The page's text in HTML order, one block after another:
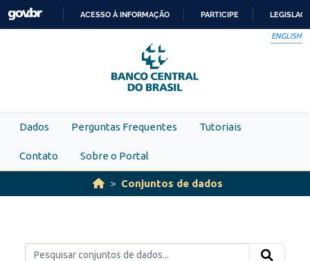
Skip to main content
PARA
O
CONTEÚDO
ACESSO À INFORMAÇÃO PARTICIPE
ENGLISH
Dados Perguntas Frequentes Tutoriais
Contato Sobre o Portal
Conjuntos de dados